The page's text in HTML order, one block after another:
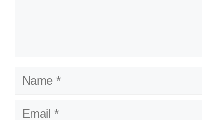
Name
Email